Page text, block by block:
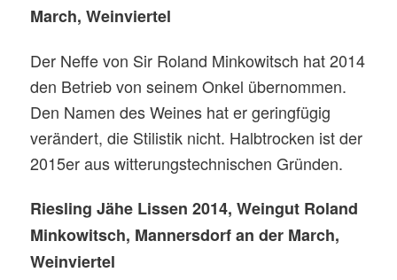
March, Weinviertel
Der Neffe von Sir Roland Minkowitsch hat 2014
den Betrieb von seinem Onkel übernommen.
Den Namen des Weines hat er geringfügig
verändert, die Stilistik nicht. Halbtrocken ist der
2015er aus witterungstechnischen Gründen.
Riesling Jähe Lissen 2014, Weingut Roland
Minkowitsch, Mannersdorf an der March,
Weinviertel